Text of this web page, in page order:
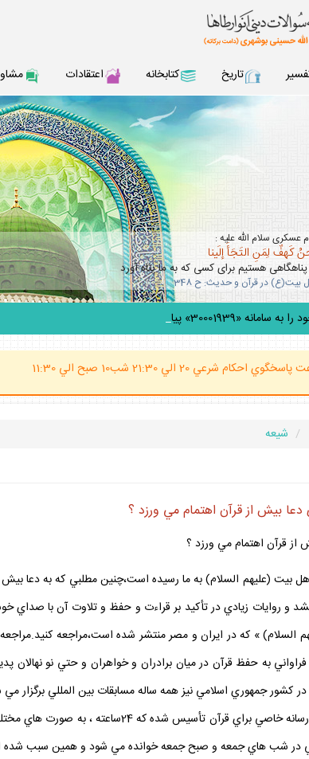
تاريخ كتابخانه اعتقادات
عسكرى سلام الله عليه :
كَهفٌ لِمَنِ التَجَأَ إلَينا
هستيم براى كسى كه به ما پناه آورد
بيت(ع) در قرآن و حديث: ح 348
«30001939» پيامك كن
(ساعت پاسخگوي احكام شرعي 20 الي 21:30 شب10 صبح الي 11:30
شيعه
بيش از قرآن اهتمام مي ورزد ؟
از قرآن اهتمام مي ورزد ؟
بيت (عليهم السلام) به ما رسيده است،چنين مطلبي كه به دعا
و روايات زيادي در تأكيد بر قراءت و حفظ و تلاوت آن با
السلام) » كه در ايران و مصر منتشر شده است،مراجعه
در كشور جمهوري اسلامي نيز همه ساله مسابقات بين المللي
مي شوند.در جمهوري اسلامي رسانه خاصي
شب هاي جمعه و صبح جمعه خوانده مي شود و همين سبب شده